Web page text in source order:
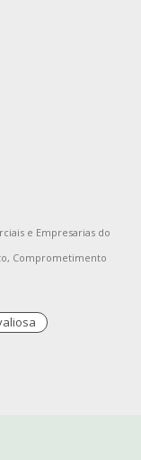
e Empresarias do
Comprometimento